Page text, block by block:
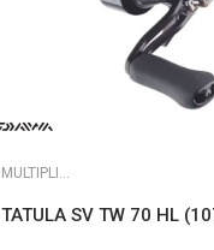
MULTIPLIKATORI
TATULA SV TW 70 HL